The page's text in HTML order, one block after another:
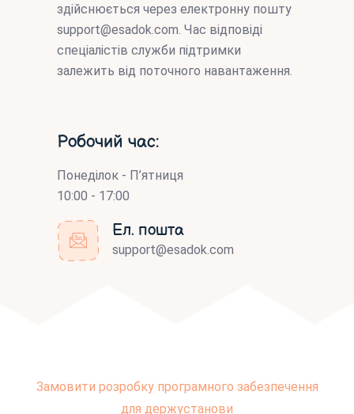
здійснюється через електронну пошту
support@esadok.com. Час відповіді
спеціалістів служби підтримки
залежить від поточного навантаження.
Робочий час:
Понеділок - П’ятниця
10:00 - 17:00
Ел. пошта
support@esadok.com
Замовити розробку програмного забезпечення
для держустанови